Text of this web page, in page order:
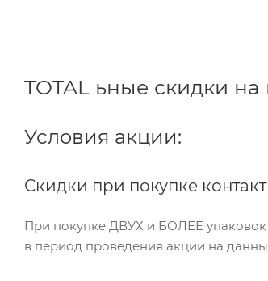
TOTAL ьные скидки на
Условия акции:
Скидки при покупке
При покупке ДВУХ и БОЛЕЕ упаковок
в период проведения акции на